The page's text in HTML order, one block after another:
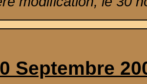
Septembre